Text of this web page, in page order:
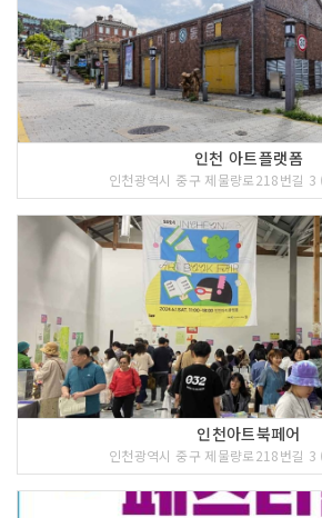
인천 아트플랫폼
인천광역시 중구 제물량로218번길 3
인천아트북페어
인천광역시 중구 제물량로218번길 3